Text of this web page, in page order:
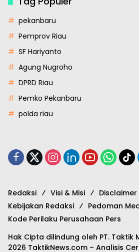
pekanbaru
Pemprov Riau
SF Hariyanto
Agung Nugroho
DPRD Riau
Pemko Pekanbaru
polda riau
Redaksi Visi & Misi Disclaimer
Kebijakan Redaksi
Pedoman
Kode Perilaku Perusahaan Pers
Hak Cipta dilindung oleh PT.
2026 TaktikNews.com – Analisis